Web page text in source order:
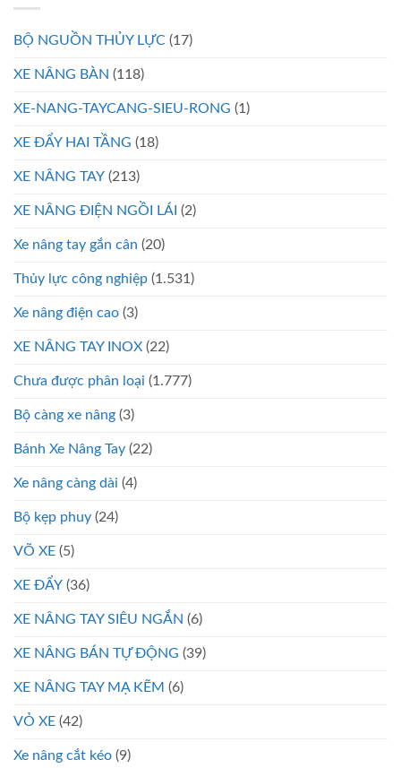
BỘ NGUỒN THỦY LỰC (17)
XE NÂNG BÀN (118)
XE-NANG-TAYCANG-SIEU-RONG (1)
XE ĐẨY HAI TẦNG (18)
XE NÂNG TAY (213)
XE NÂNG ĐIỆN NGỒI LÁI (2)
Xe nâng tay gắn cân (20)
Thủy lực công nghiệp (1.531)
Xe nâng điện cao (3)
XE NÂNG TAY INOX (22)
Chưa được phân loại (1.777)
Bộ càng xe nâng (3)
Bánh Xe Nâng Tay (22)
Xe nâng càng dài (4)
Bộ kẹp phuy (24)
VÕ XE (5)
XE ĐẨY (36)
XE NÂNG TAY SIÊU NGẮN (6)
XE NÂNG BÁN TỰ ĐỘNG (39)
XE NÂNG TAY MẠ KẼM (6)
VỎ XE (42)
Xe nâng cắt kéo (9)